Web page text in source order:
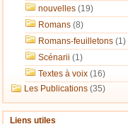
nouvelles (19)
Romans (8)
Romans-feuilletons (1)
Scénarii (1)
Textes à voix (16)
Les Publications (35)
Liens utiles